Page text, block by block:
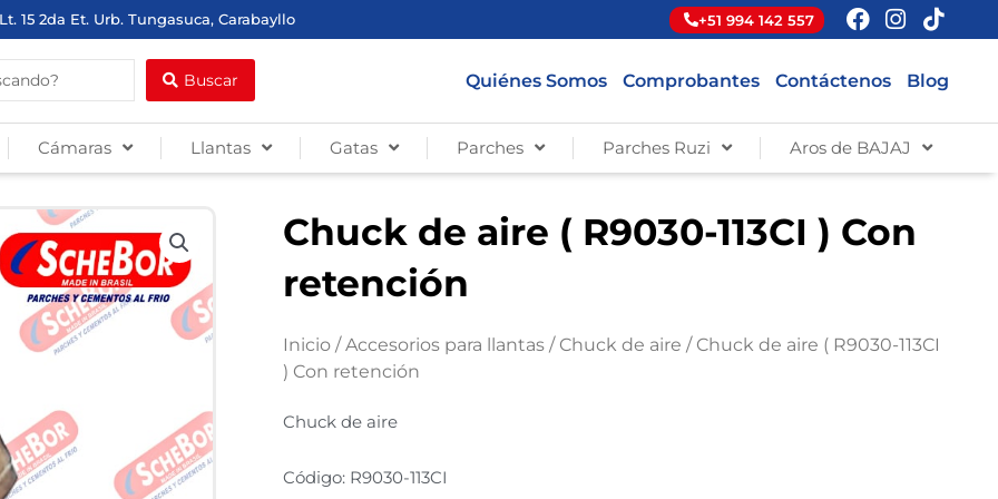
15 2da Et. Urb. Tungasuca, Carabayllo +51 994 142 557
Buscar Quiénes Somos Comprobantes Contáctenos Blog
Cámaras Llantas Gatas Parches Parches Ruzi Aros de BAJAJ
Chuck de aire ( R9030-113CI ) Con
retención
Inicio /Accesorios para llantas / Chuck de aire / Chuck de aire ( R9030-113CI
) Con retención
Chuck de aire
Código: R9030-113CI